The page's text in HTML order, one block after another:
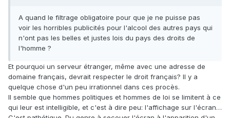
A quand le filtrage obligatoire pour que je ne puisse pas
voir les horribles publicités pour l'alcool des autres pays qui
n'ont pas les belles et justes lois du pays des droits de
l'homme ?
Et pourquoi un serveur étranger, même avec une adresse de
domaine français, devrait respecter le droit français? Il y a
quelque chose d'un peu irrationnel dans ces procès.
Il semble que hommes politiques et hommes de loi se limitent à ce
qui leur est intelligible, et c'est à dire peu: l'affichage sur l'écran…